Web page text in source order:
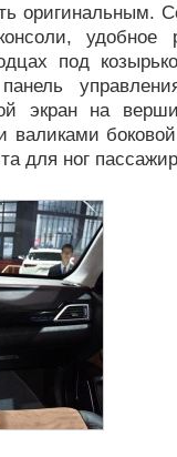
оригинальным.
удобное
под
экран на
валиками
для ног